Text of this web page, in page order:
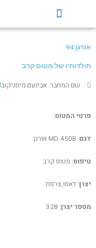
אורגן 94
תולדותיו של מטוס קרב
שם המחבר: אבינעם מיסניקוב
פרטי המטוס:
דגם: MD.450B אורגן
טיפוס: מטוס קרב
יצרן: דאסו,צרפת
מספר יצרן: 328